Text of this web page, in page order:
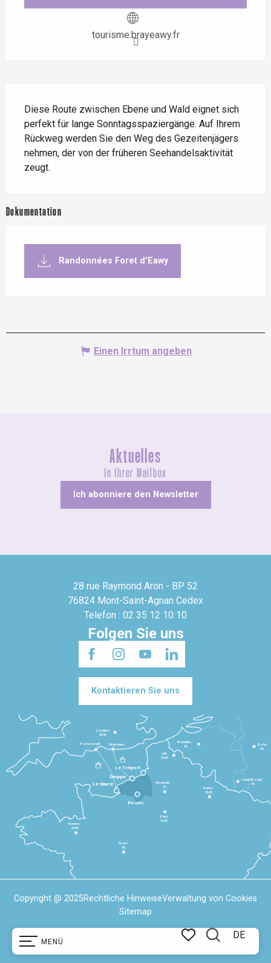
MENÜ
Voir les favoris
Suche
DE
tourisme.brayeawy.fr
Diese Route zwischen Ebene und Wald eignet sich
perfekt für lange Sonntagsspaziergänge. Auf Ihrem
Rückweg werden Sie den Weg des Gezeitenjägers
nehmen, der von der früheren Seehandelsaktivität
zeugt.
Dokumentation
Randonnées Foret d'Eawy
Einen Irrtum angeben
Aktuelles
In Ihrer Mailbox
Ich abonniere den Newsletter
28 rue Raymond Aron - BP 52
76824 Mont-Saint-Agnan Cedex
Telefon : 02 35 12 10 10
Folgen Sie uns
Kontaktieren Sie uns
Le Havre
Dieppe
Le Tréport
Rennes
2h30
Tours
3h
Paris
1h30
Beauvais
1h
Reims
2h45
Lille
2h30
Bruxelles
3h
Londres
3h30
Newhaven
Portsmouth
Bonn
5h
Luxembourg
4h
Rouen
Copyright @ 2025Rechtliche HinweiseVerwaltung von Cookies
Sitemap